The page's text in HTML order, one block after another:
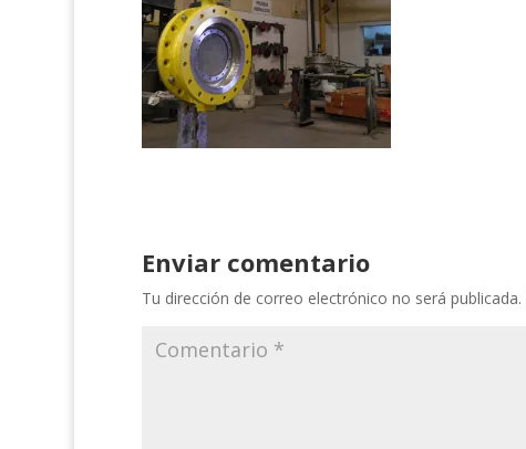
Enviar comentario
Tu dirección de correo electrónico no será publicada.